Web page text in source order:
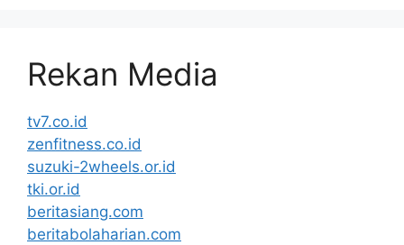
Rekan Media
tv7.co.id
zenfitness.co.id
suzuki-2wheels.or.id
tki.or.id
beritasiang.com
beritabolaharian.com